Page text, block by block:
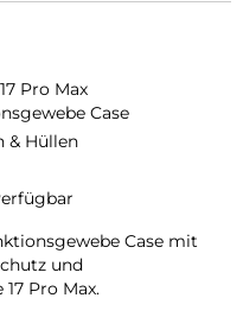
Pro Max
Case
& Hüllen
Case mit
und
Pro Max.